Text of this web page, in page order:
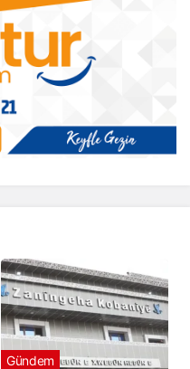
Gündem